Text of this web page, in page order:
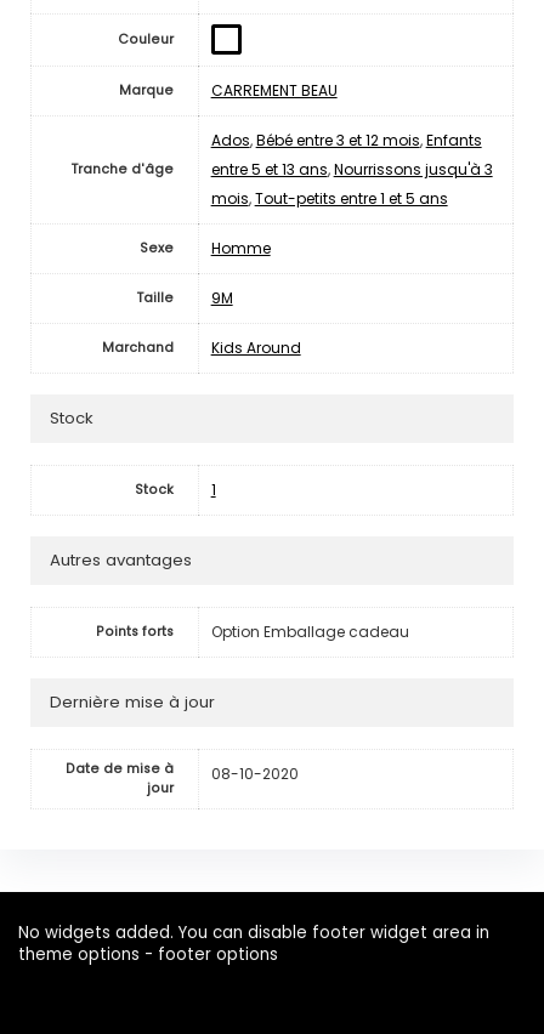
Couleur
Marque CARREMENT BEAU
Tranche d'âge
Ados,Bébé entre 3 et 12 mois,Enfants
entre 5 et 13 ans,Nourrissons jusqu'à 3
mois,Tout-petits entre 1 et 5 ans
Sexe Homme
Taille 9M
Marchand Kids Around
Stock
Stock 1
Autres avantages
Points forts Option Emballage cadeau
Dernière mise à jour
Date de mise à
jour
08-10-2020
No widgets added. You can disable footer widget area in
theme options - footer options